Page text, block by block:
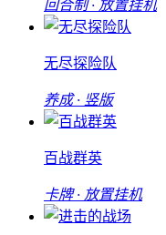
回合制 · 放置挂机
无尽探险队
养成 · 竖版
百战群英
卡牌 · 放置挂机